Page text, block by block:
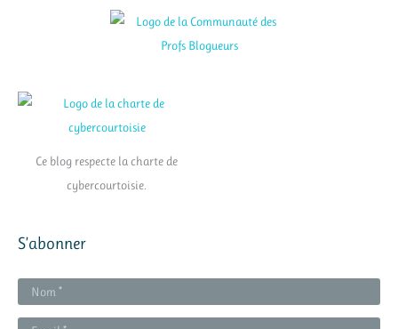
Ce blog respecte la charte de
cybercourtoisie.
S’abonner